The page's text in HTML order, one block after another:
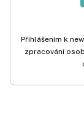
Přihlášením k
zpracování